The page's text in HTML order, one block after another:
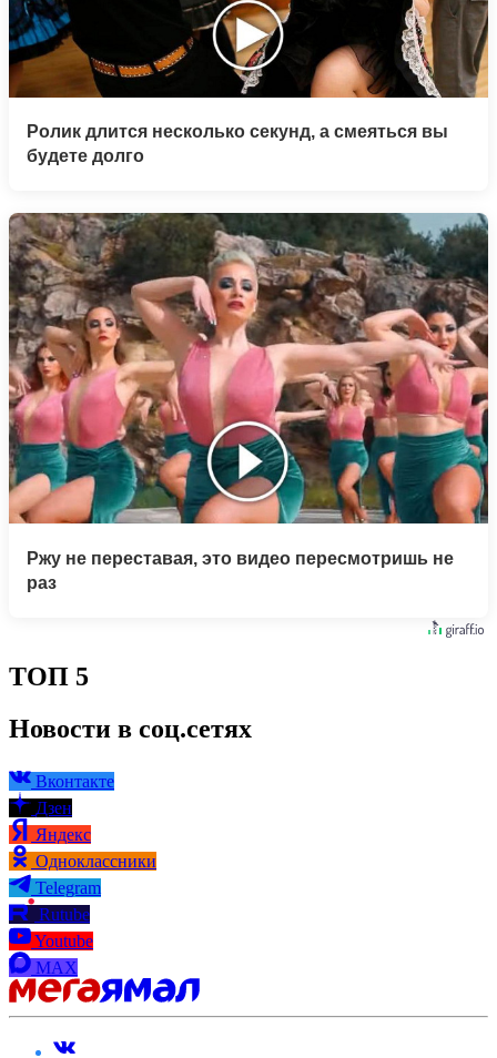
Ролик длится несколько секунд, а смеяться вы
будете долго
Ржу не переставая, это видео пересмотришь не
раз
ТОП 5
Новости в соц.сетях
Вконтакте
Дзен
Яндекс
Одноклассники
Telegram
Rutube
Youtube
MAX